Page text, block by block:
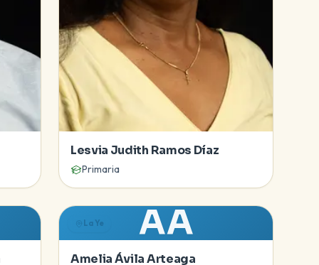
Lesvia Judith Ramos Díaz
Primaria
AA
La Ye
Amelia Ávila Arteaga